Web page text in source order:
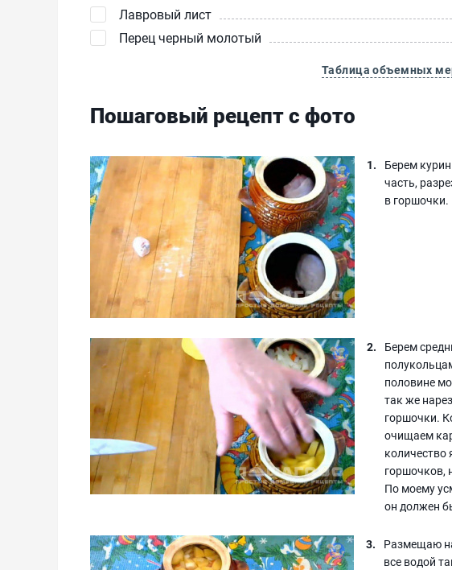
Лавровый лист
Перец черный молотый
Таблица объемных
Пошаговый рецепт с фото
Берем
часть,
в горшочки.
Берем
половине
так же
горшочки.
очищаем
количество
горшочков,
По моему
он должен
Размещаю
все водой